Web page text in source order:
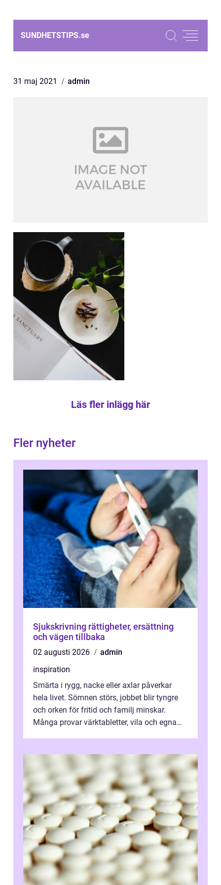
SUNDHETSTIPS.se
31 maj 2021 admin
Läs fler inlägg här
Fler nyheter
Sjukskrivning rättigheter, ersättning
och vägen tillbaka
02 augusti 2026
admin
inspiration
Smärta i rygg, nacke eller axlar påverkar
hela livet. Sömnen störs, jobbet blir tyngre
och orken för fritid och familj minskar.
Många provar värktabletter, vila och egna